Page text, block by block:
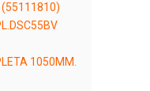
(55111810)
1050MM.